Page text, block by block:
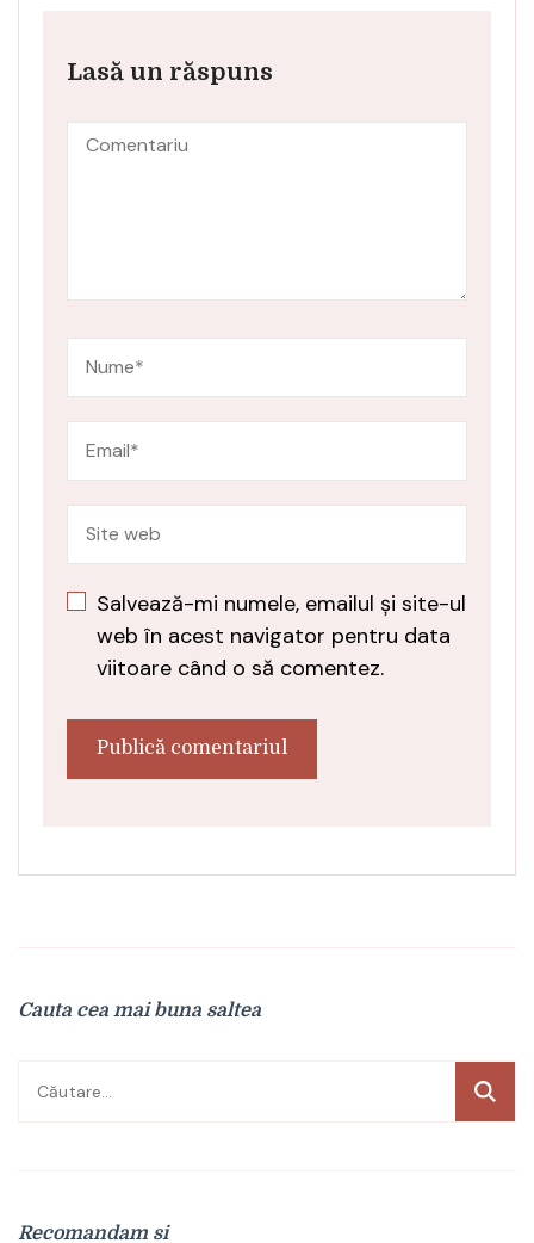
Lasă un răspuns
Salvează-mi numele, emailul și site-ul
web în acest navigator pentru data
viitoare când o să comentez.
Cauta cea mai buna saltea
Caută
Recomandam si